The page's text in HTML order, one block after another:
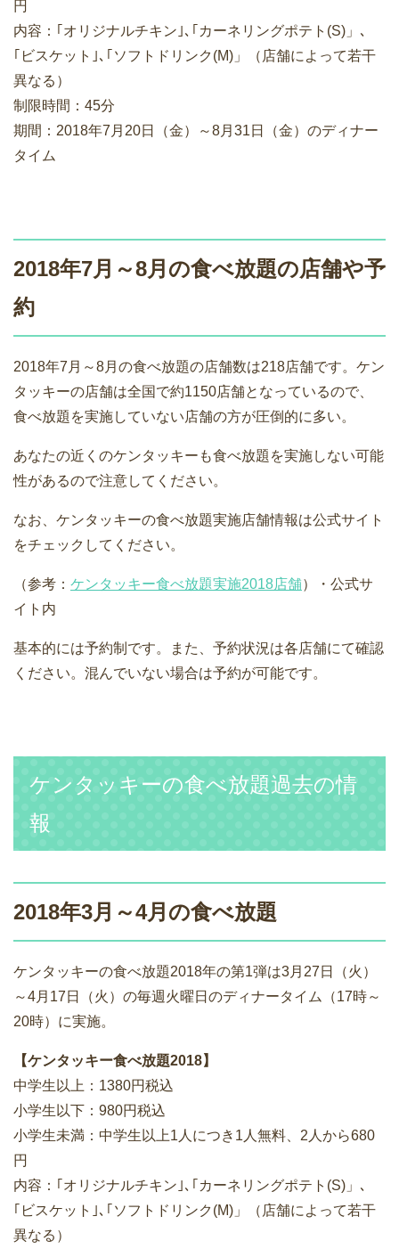
円
内容：｢オリジナルチキン｣､｢カーネリングポテト(S)」､
｢ビスケット｣､｢ソフトドリンク(M)」（店舗によって若干
異なる）
制限時間：45分
期間：2018年7月20日（金）～8月31日（金）のディナー
タイム
2018年7月～8月の食べ放題の店舗や予
約
2018年7月～8月の食べ放題の店舗数は218店舗です。ケン
タッキーの店舗は全国で約1150店舗となっているので、
食べ放題を実施していない店舗の方が圧倒的に多い。
あなたの近くのケンタッキーも食べ放題を実施しない可能
性があるので注意してください。
なお、ケンタッキーの食べ放題実施店舗情報は公式サイト
をチェックしてください。
（参考： ケンタッキー食べ放題実施2018店舗）・公式サ
イト内
基本的には予約制です。また、予約状況は各店舗にて確認
ください。混んでいない場合は予約が可能です。
ケンタッキーの食べ放題過去の情
報
2018年3月～4月の食べ放題
ケンタッキーの食べ放題2018年の第1弾は3月27日（火）
～4月17日（火）の毎週火曜日のディナータイム（17時～
20時）に実施。
【ケンタッキー食べ放題2018】
中学生以上：1380円税込
小学生以下：980円税込
小学生未満：中学生以上1人につき1人無料、2人から680
円
内容：｢オリジナルチキン｣､｢カーネリングポテト(S)」､
｢ビスケット｣､｢ソフトドリンク(M)」（店舗によって若干
異なる）